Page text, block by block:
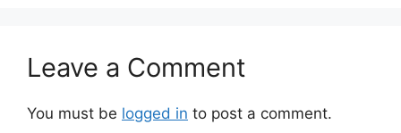
Leave a Comment
You must be logged in to post a comment.